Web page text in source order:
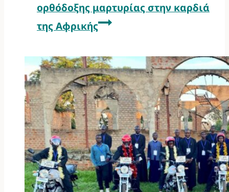
ορθόδοξης μαρτυρίας στην καρδιά
της Αφρικής